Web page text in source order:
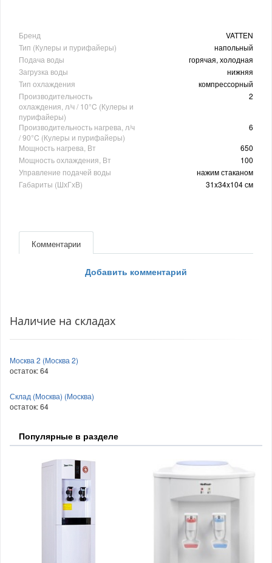
Бренд
VATTEN
Тип (Кулеры и пурифайеры)
напольный
Подача воды
горячая, холодная
Загрузка воды
нижняя
Тип охлаждения
компрессорный
Производительность
охлаждения, л/ч / 10°C (Кулеры и
пурифайеры)
2
Производительность нагрева, л/ч
/ 90°C (Кулеры и пурифайеры)
6
Мощность нагрева, Вт
650
Мощность охлаждения, Вт
100
Управление подачей воды
нажим стаканом
Габариты (ШхГхВ)
31x34x104 см
Комментарии
Добавить комментарий
Наличие на складах
Москва 2 (Москва 2)
остаток:64
Склад (Москва) (Москва)
остаток:64
Популярные в разделе